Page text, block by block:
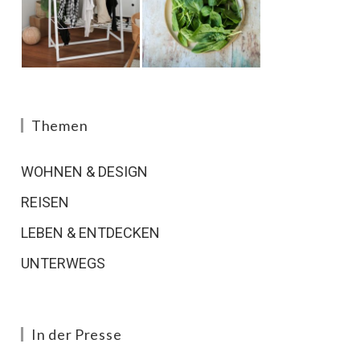
Themen
WOHNEN & DESIGN
REISEN
LEBEN & ENTDECKEN
UNTERWEGS
In der Presse